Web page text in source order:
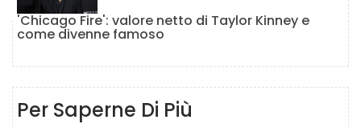
'Chicago Fire': valore netto di Taylor Kinney e
come divenne famoso
Per Saperne Di Più